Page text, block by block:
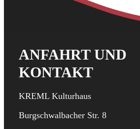
ANFAHRT UND
KONTAKT
KREML Kulturhaus
Burgschwalbacher Str. 8